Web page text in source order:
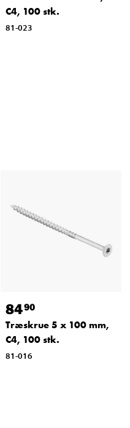
C4, 100 stk.
81-023
8490
Træskrue 5 x 100 mm,
C4, 100 stk.
81-016